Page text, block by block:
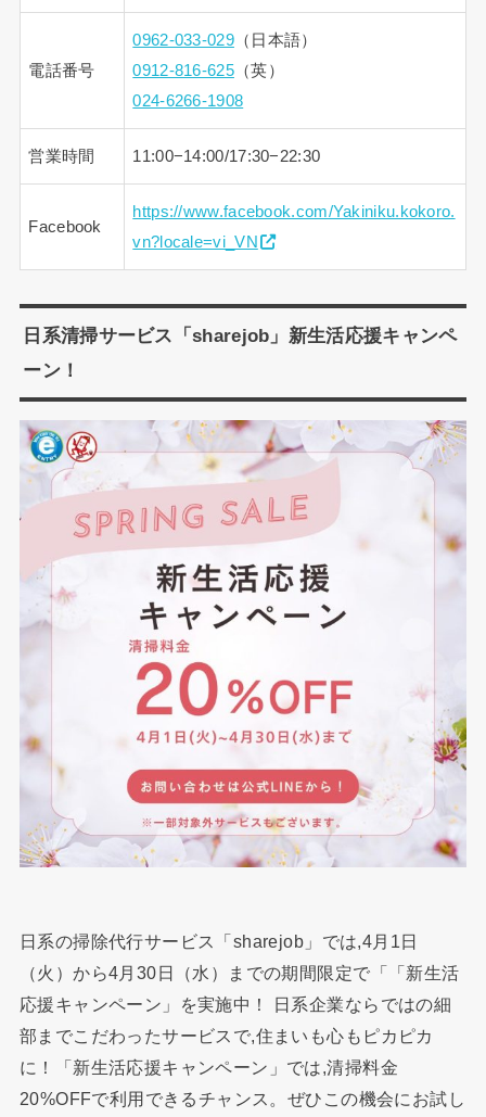
電話番号
0962-033-029（日本語）
0912-816-625（英）
024-6266-1908
営業時間 11:00−14:00/17:30−22:30
Facebook
https://www.facebook.com/Yakiniku.kokoro.
vn?locale=vi_VN
日系清掃サービス「sharejob」新生活応援キャンペ
ーン！
日系の掃除代行サービス「sharejob」では,4月1日
（火）から4月30日（水）までの期間限定で「「新生活
応援キャンペーン」を実施中！ 日系企業ならではの細
部までこだわったサービスで,住まいも心もピカピカ
に！「新生活応援キャンペーン」では,清掃料金
20%OFFで利用できるチャンス。ぜひこの機会にお試し